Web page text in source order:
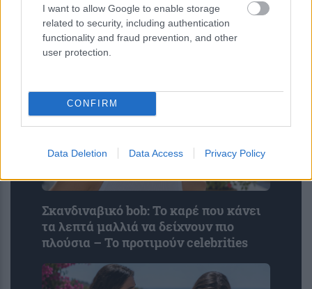
I want to allow Google to enable storage
related to security, including authentication
functionality and fraud prevention, and other
user protection.
CONFIRM
Data Deletion Data Access Privacy Policy
Σκανδιναβικό bob: Το καρέ που κάνει
τα λεπτά μαλλιά να δείχνουν πιο
πλούσια – Το προτιμούν celebrities